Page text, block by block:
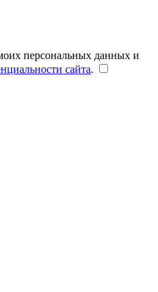
персональных данных и
сайта.